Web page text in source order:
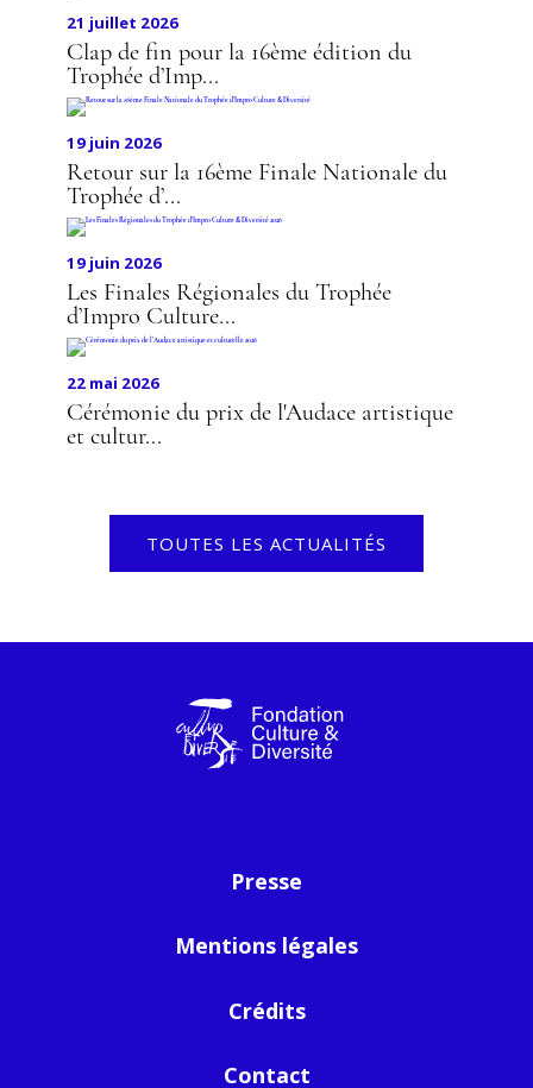
21 juillet 2026
Clap de fin pour la 16ème édition du
Trophée d’Imp...
19 juin 2026
Retour sur la 16ème Finale Nationale du
Trophée d’...
19 juin 2026
Les Finales Régionales du Trophée
d’Impro Culture...
22 mai 2026
Cérémonie du prix de l'Audace artistique
et cultur...
TOUTES LES ACTUALITÉS
Presse
Mentions légales
Crédits
Contact